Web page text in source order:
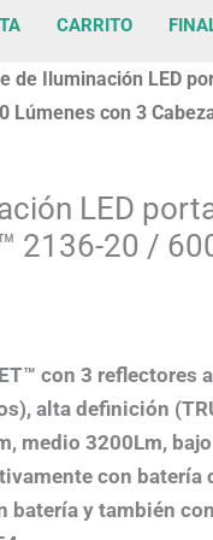
CARRITO
de Iluminación LED
Lúmenes con 3
LED
2136-20 /
con 3 reflectores
alta definición
medio 3200Lm,
con batería
y también